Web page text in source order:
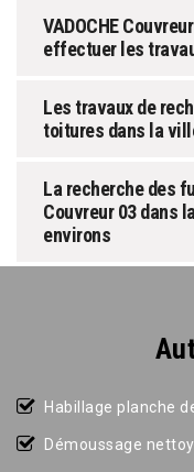
VADOCHE
effectuer les
Les travaux de
toitures dans la
La recherche des
Couvreur 03 dans
environs
Habillage planche
Démoussage